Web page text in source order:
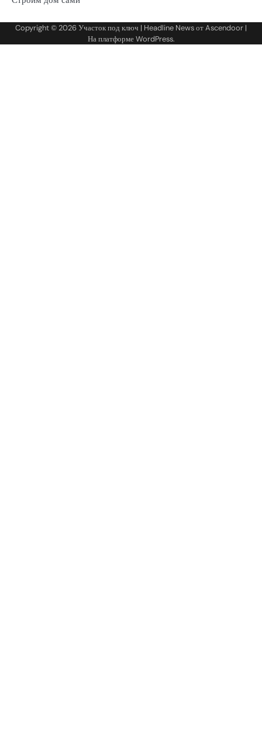
Copyright © 2026Участок под ключ | Headline News отAscendoor |
На платформеWordPress.